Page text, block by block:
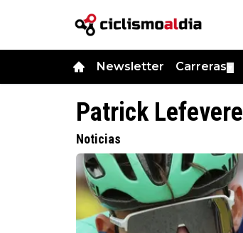
Newsletter Carreras
Patrick Lefevere
Noticias